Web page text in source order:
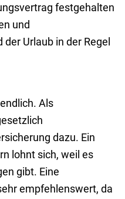
festgehalten
und
Urlaub in der Regel
Als
dazu. Ein
lohnt sich, weil es
gibt. Eine
empfehlenswert, da